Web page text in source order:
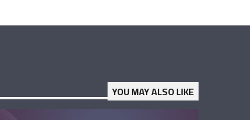
YOU MAY ALSO LIKE